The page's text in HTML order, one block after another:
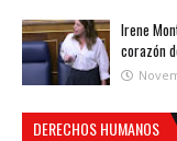
Irene
corazón
DERECHOS HUMANOS